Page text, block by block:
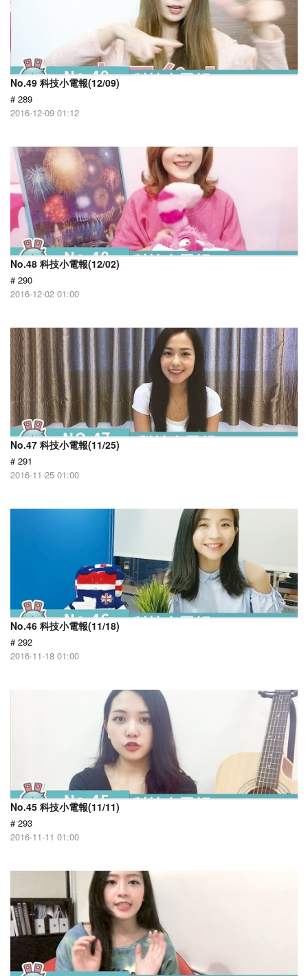
No.49 科技小電報(12/09)
# 289
2016-12-09 01:12
No.48 科技小電報(12/02)
# 290
2016-12-02 01:00
No.47 科技小電報(11/25)
# 291
2016-11-25 01:00
No.46 科技小電報(11/18)
# 292
2016-11-18 01:00
No.45 科技小電報(11/11)
# 293
2016-11-11 01:00